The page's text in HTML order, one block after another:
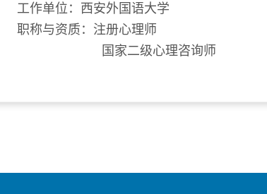
工作单位：西安外国语大学
职称与资质：注册心理师
国家二级心理咨询师